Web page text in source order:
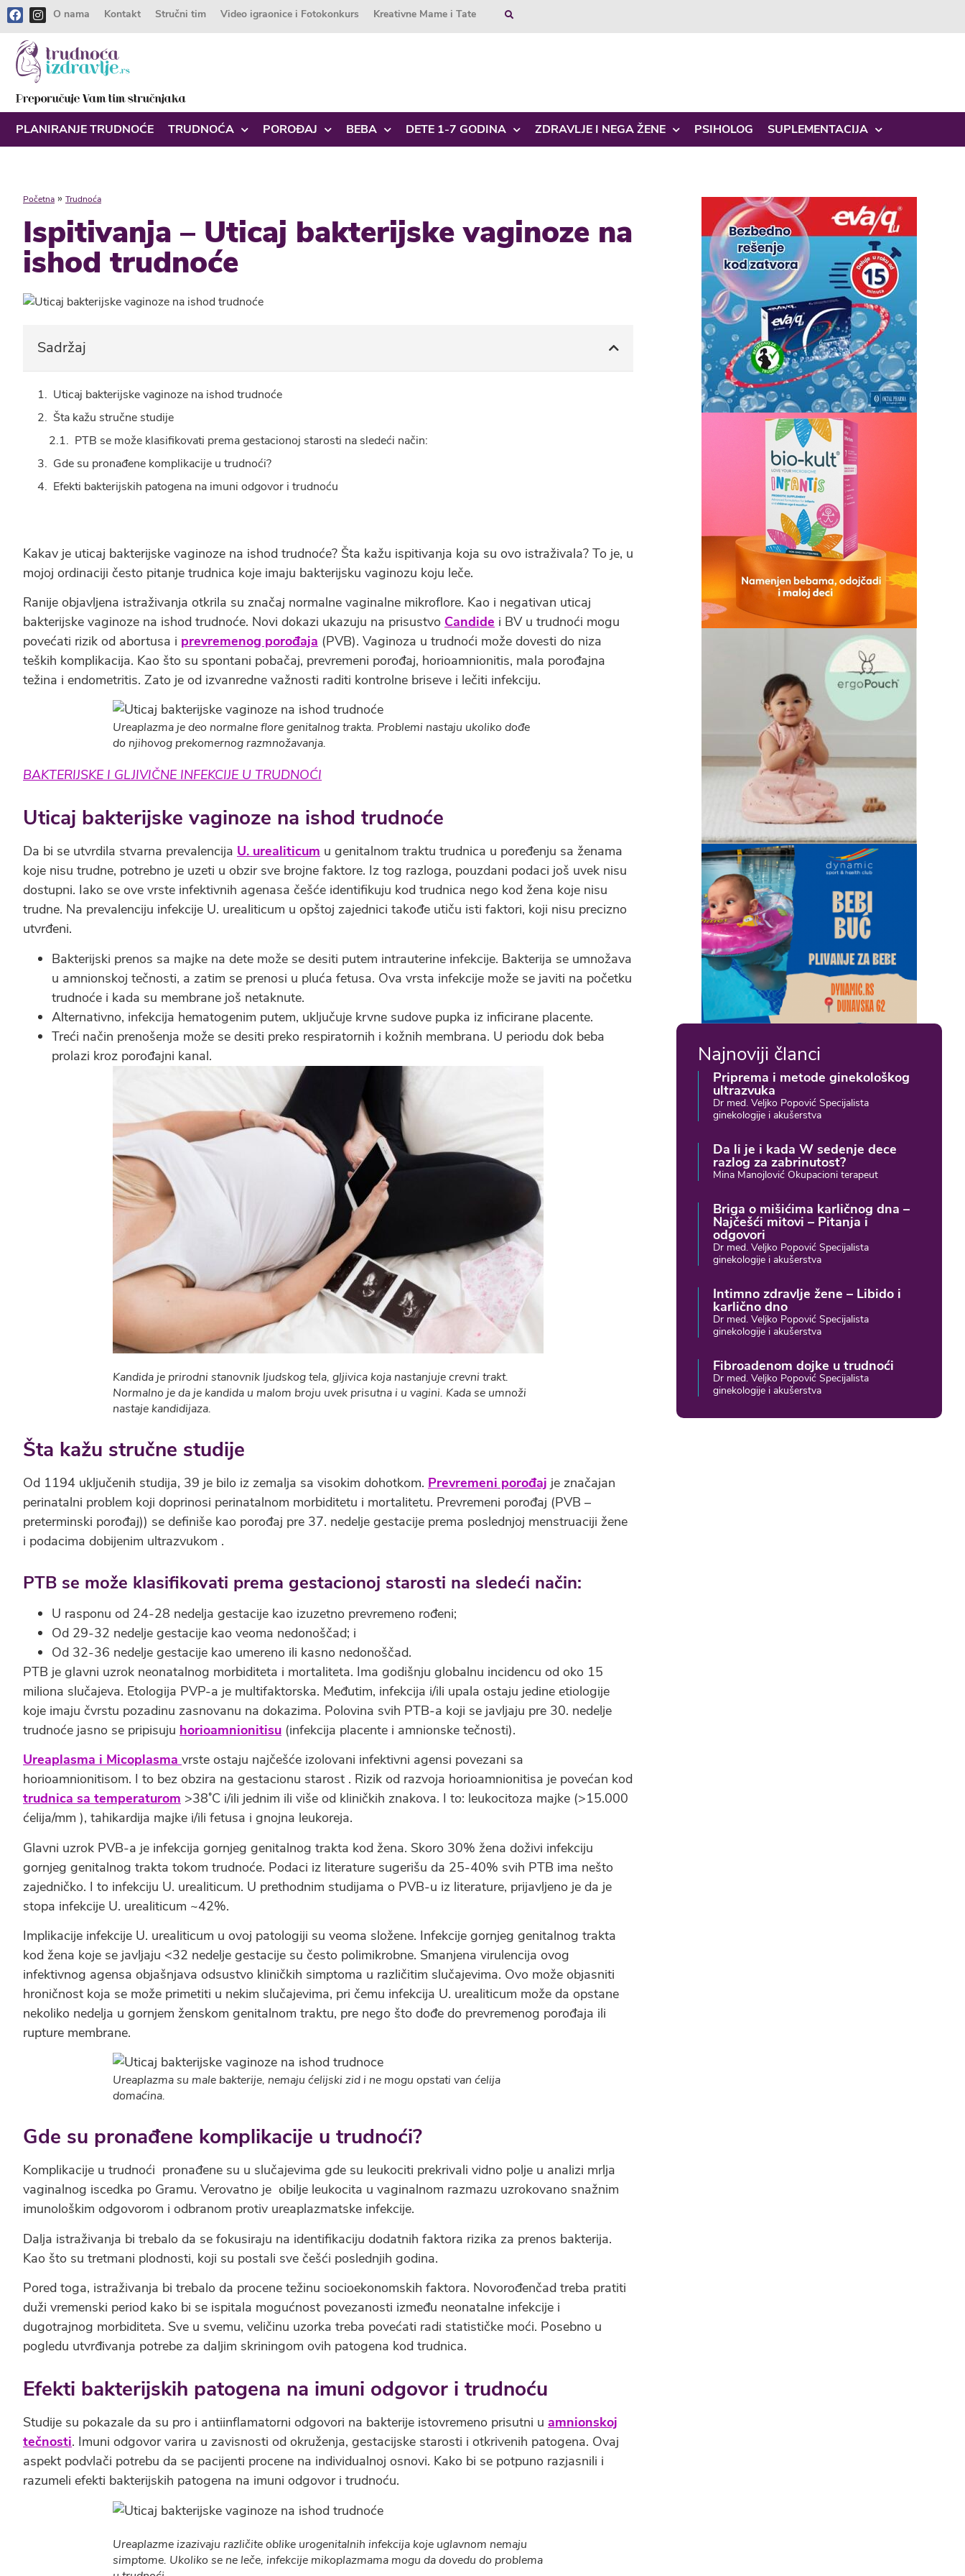
O nama Kontakt Stručni tim Video igraonice i Fotokonkurs Kreativne Mame i Tate
PLANIRANJE TRUDNOĆE TRUDNOĆA POROĐAJ BEBA DETE 1-7 GODINA ZDRAVLJE I NEGA ŽENE PSIHOLOG SUPLEMENTACIJA
Početna » Trudnoća
Ispitivanja – Uticaj bakterijske vaginoze na
ishod trudnoće
Sadržaj
Uticaj bakterijske vaginoze na ishod trudnoće
Šta kažu stručne studije
PTB se može klasifikovati prema gestacionoj starosti na sledeći način:
Gde su pronađene komplikacije u trudnoći?
Efekti bakterijskih patogena na imuni odgovor i trudnoću
Kakav je uticaj bakterijske vaginoze na ishod trudnoće? Šta kažu ispitivanja koja su ovo istraživala? To je, u
mojoj ordinaciji često pitanje trudnica koje imaju bakterijsku vaginozu koju leče.
Ranije objavljena istraživanja otkrila su značaj normalne vaginalne mikroflore. Kao i negativan uticaj
bakterijske vaginoze na ishod trudnoće. Novi dokazi ukazuju na prisustvo Candide i BV u trudnoći mogu
povećati rizik od abortusa i prevremenog porođaja (PVB). Vaginoza u trudnoći može dovesti do niza
teških komplikacija. Kao što su spontani pobačaj, prevremeni porođaj, horioamnionitis, mala porođajna
težina i endometritis. Zato je od izvanredne važnosti raditi kontrolne briseve i lečiti infekciju.
Ureaplazma je deo normalne flore genitalnog trakta. Problemi nastaju ukoliko dođe
do njihovog prekomernog razmnožavanja.
BAKTERIJSKE I GLJIVIČNE INFEKCIJE U TRUDNOĆI
Uticaj bakterijske vaginoze na ishod trudnoće
Da bi se utvrdila stvarna prevalencija U. urealiticum u genitalnom traktu trudnica u poređenju sa ženama
koje nisu trudne, potrebno je uzeti u obzir sve brojne faktore. Iz tog razloga, pouzdani podaci još uvek nisu
dostupni. Iako se ove vrste infektivnih agenasa češće identifikuju kod trudnica nego kod žena koje nisu
trudne. Na prevalenciju infekcije U. urealiticum u opštoj zajednici takođe utiču isti faktori, koji nisu precizno
utvrđeni.
Bakterijski prenos sa majke na dete može se desiti putem intrauterine infekcije. Bakterija se umnožava
u amnionskoj tečnosti, a zatim se prenosi u pluća fetusa. Ova vrsta infekcije može se javiti na početku
trudnoće i kada su membrane još netaknute.
Alternativno, infekcija hematogenim putem, uključuje krvne sudove pupka iz inficirane placente.
Treći način prenošenja može se desiti preko respiratornih i kožnih membrana. U periodu dok beba
prolazi kroz porođajni kanal.
Kandida je prirodni stanovnik ljudskog tela, gljivica koja nastanjuje crevni trakt.
Normalno je da je kandida u malom broju uvek prisutna i u vagini. Kada se umnoži
nastaje kandidijaza.
Šta kažu stručne studije
Od 1194 uključenih studija, 39 je bilo iz zemalja sa visokim dohotkom. Prevremeni porođaj je značajan
perinatalni problem koji doprinosi perinatalnom morbiditetu i mortalitetu. Prevremeni porođaj (PVB –
preterminski porođaj)) se definiše kao porođaj pre 37. nedelje gestacije prema poslednjoj menstruaciji žene
i podacima dobijenim ultrazvukom .
PTB se može klasifikovati prema gestacionoj starosti na sledeći način:
U rasponu od 24-28 nedelja gestacije kao izuzetno prevremeno rođeni;
Od 29-32 nedelje gestacije kao veoma nedonoščad; i
Od 32-36 nedelje gestacije kao umereno ili kasno nedonoščad.
PTB je glavni uzrok neonatalnog morbiditeta i mortaliteta. Ima godišnju globalnu incidencu od oko 15
miliona slučajeva. Etologija PVP-a je multifaktorska. Međutim, infekcija i/ili upala ostaju jedine etiologije
koje imaju čvrstu pozadinu zasnovanu na dokazima. Polovina svih PTB-a koji se javljaju pre 30. nedelje
trudnoće jasno se pripisuju horioamnionitisu (infekcija placente i amnionske tečnosti).
Ureaplasma i Micoplasma vrste ostaju najčešće izolovani infektivni agensi povezani sa
horioamnionitisom. I to bez obzira na gestacionu starost . Rizik od razvoja horioamnionitisa je povećan kod
trudnica sa temperaturom >38˚C i/ili jednim ili više od kliničkih znakova. I to: leukocitoza majke (>15.000
ćelija/mm ), tahikardija majke i/ili fetusa i gnojna leukoreja.
Glavni uzrok PVB-a je infekcija gornjeg genitalnog trakta kod žena. Skoro 30% žena doživi infekciju
gornjeg genitalnog trakta tokom trudnoće. Podaci iz literature sugerišu da 25-40% svih PTB ima nešto
zajedničko. I to infekciju U. urealiticum. U prethodnim studijama o PVB-u iz literature, prijavljeno je da je
stopa infekcije U. urealiticum ~42%.
Implikacije infekcije U. urealiticum u ovoj patologiji su veoma složene. Infekcije gornjeg genitalnog trakta
kod žena koje se javljaju <32 nedelje gestacije su često polimikrobne. Smanjena virulencija ovog
infektivnog agensa objašnjava odsustvo kliničkih simptoma u različitim slučajevima. Ovo može objasniti
hroničnost koja se može primetiti u nekim slučajevima, pri čemu infekcija U. urealiticum može da opstane
nekoliko nedelja u gornjem ženskom genitalnom traktu, pre nego što dođe do prevremenog porođaja ili
rupture membrane.
Ureaplazma su male bakterije, nemaju ćelijski zid i ne mogu opstati van ćelija
domaćina.
Gde su pronađene komplikacije u trudnoći?
Komplikacije u trudnoći pronađene su u slučajevima gde su leukociti prekrivali vidno polje u analizi mrlja
vaginalnog iscedka po Gramu. Verovatno je obilje leukocita u vaginalnom razmazu uzrokovano snažnim
imunološkim odgovorom i odbranom protiv ureaplazmatske infekcije.
Dalja istraživanja bi trebalo da se fokusiraju na identifikaciju dodatnih faktora rizika za prenos bakterija.
Kao što su tretmani plodnosti, koji su postali sve češći poslednjih godina.
Pored toga, istraživanja bi trebalo da procene težinu socioekonomskih faktora. Novorođenčad treba pratiti
duži vremenski period kako bi se ispitala mogućnost povezanosti između neonatalne infekcije i
dugotrajnog morbiditeta. Sve u svemu, veličinu uzorka treba povećati radi statističke moći. Posebno u
pogledu utvrđivanja potrebe za daljim skriningom ovih patogena kod trudnica.
Efekti bakterijskih patogena na imuni odgovor i trudnoću
Studije su pokazale da su pro i antiinflamatorni odgovori na bakterije istovremeno prisutni u amnionskoj
tečnosti. Imuni odgovor varira u zavisnosti od okruženja, gestacijske starosti i otkrivenih patogena. Ovaj
aspekt podvlači potrebu da se pacijenti procene na individualnoj osnovi. Kako bi se potpuno razjasnili i
razumeli efekti bakterijskih patogena na imuni odgovor i trudnoću.
Ureaplazme izazivaju različite oblike urogenitalnih infekcija koje uglavnom nemaju
simptome. Ukoliko se ne leče, infekcije mikoplazmama mogu da dovedu do problema
Najnoviji članci
Priprema i metode ginekološkog
ultrazvuka
Dr med. Veljko Popović Specijalista
ginekologije i akušerstva
Da li je i kada W sedenje dece
razlog za zabrinutost?
Mina Manojlović Okupacioni terapeut
Briga o mišićima karličnog dna –
Najčešći mitovi – Pitanja i
odgovori
Dr med. Veljko Popović Specijalista
ginekologije i akušerstva
Intimno zdravlje žene – Libido i
karlično dno
Dr med. Veljko Popović Specijalista
ginekologije i akušerstva
Fibroadenom dojke u trudnoći
Dr med. Veljko Popović Specijalista
ginekologije i akušerstva